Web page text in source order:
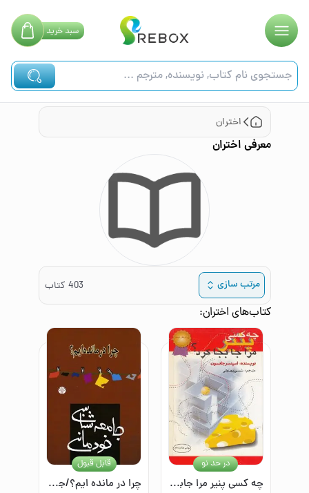
سبدخرید
اختران
معرفی اختران
مرتب سازی 403 کتاب
کتاب‌های اختران:
چه کسی پنیر مرا جابجا کرد؟ یک روش حیرت‌انگیز برای کنارآمدن با تغییر در کار و زندگی
در حد نو
چرا در مانده ایم؟/جامعه‌شناسی خودمانی
قابل قبول